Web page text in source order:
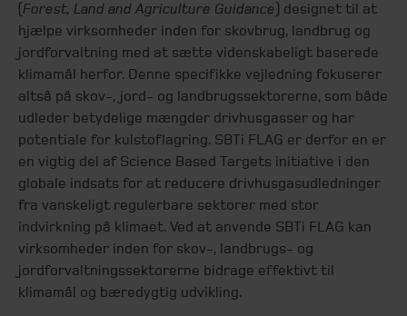
(Forest, Land and Agriculture Guidance) designet til at
hjælpe virksomheder inden for skovbrug, landbrug og
jordforvaltning med at sætte videnskabeligt baserede
klimamål herfor. Denne specifikke vejledning fokuserer
altså på skov-, jord- og landbrugssektorerne, som både
udleder betydelige mængder drivhusgasser og har
potentiale for kulstoflagring. SBTi FLAG er derfor en er
en vigtig del af Science Based Targets initiative i den
globale indsats for at reducere drivhusgasudledninger
fra vanskeligt regulerbare sektorer med stor
indvirkning på klimaet. Ved at anvende SBTi FLAG kan
virksomheder inden for skov-, landbrugs- og
jordforvaltningssektorerne bidrage effektivt til
klimamål og bæredygtig udvikling.